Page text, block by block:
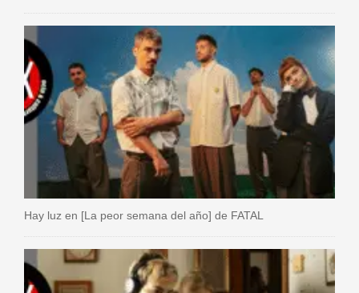
Hay luz en [La peor semana del año] de FATAL